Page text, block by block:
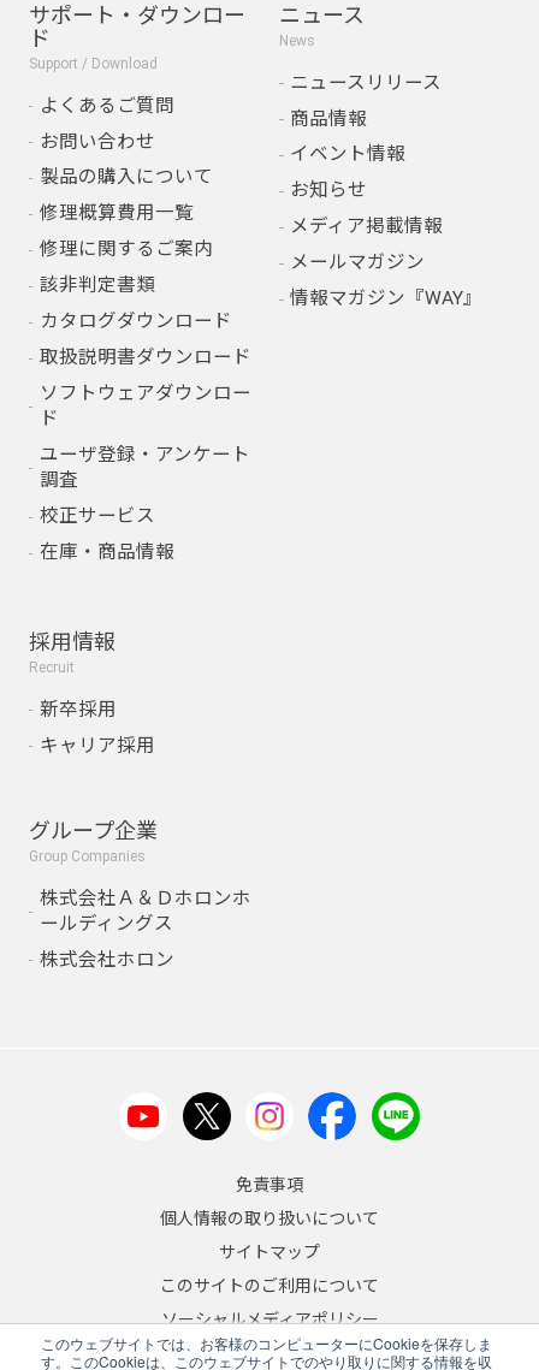
このウェブサイトでは、お客様のコンピューターにCookieを保存しま
す。このCookieは、このウェブサイトでのやり取りに関する情報を収
サポート・ダウンロー
ド
Support / Download
よくあるご質問
お問い合わせ
製品の購入について
修理概算費用一覧
修理に関するご案内
該非判定書類
カタログダウンロード
取扱説明書ダウンロード
ソフトウェアダウンロー
ド
ユーザ登録・アンケート
調査
校正サービス
在庫・商品情報
ニュース
News
ニュースリリース
商品情報
イベント情報
お知らせ
メディア掲載情報
メールマガジン
情報マガジン『WAY』
採用情報
Recruit
新卒採用
キャリア採用
グループ企業
Group Companies
株式会社Ａ＆Ｄホロンホ
ールディングス
株式会社ホロン
免責事項
個人情報の取り扱いについて
サイトマップ
このサイトのご利用について
ソーシャルメディアポリシー
反社会的勢力への対応について